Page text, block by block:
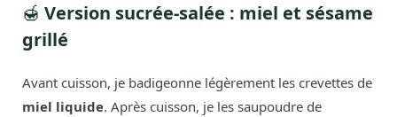
🍯 Version sucrée-salée : miel et sésame
grillé
Avant cuisson, je badigeonne légèrement les crevettes de
miel liquide. Après cuisson, je les saupoudre de